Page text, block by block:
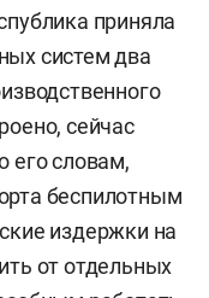
приняла
систем два
сейчас
его словам,
беспилотным
издержки на
от отдельных